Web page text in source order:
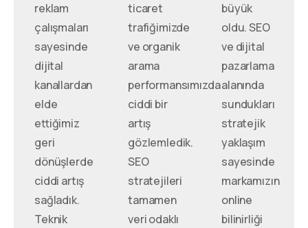
reklam
çalışmaları
sayesinde
dijital
kanallardan
elde
ettiğimiz
geri
dönüşlerde
ciddi artış
sağladık.
Teknik
ticaret
trafiğimizde
ve organik
arama
performansımızda
ciddi bir
artış
gözlemledik.
SEO
stratejileri
tamamen
veri odaklı
büyük
oldu. SEO
ve dijital
pazarlama
alanında
sundukları
stratejik
yaklaşım
sayesinde
markamızın
online
bilinirliği